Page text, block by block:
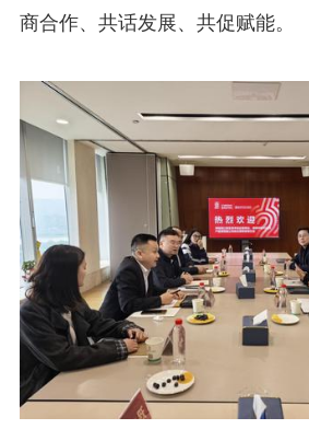
商合作、共话发展、共促赋能。